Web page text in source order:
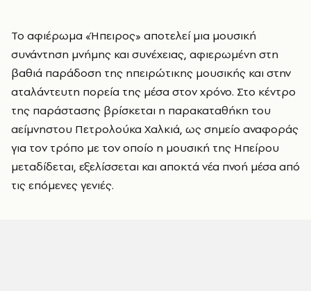
Το αφιέρωμα «Ήπειρος» αποτελεί μια μουσική
συνάντηση μνήμης και συνέχειας, αφιερωμένη στη
βαθιά παράδοση της ηπειρώτικης μουσικής και στην
αταλάντευτη πορεία της μέσα στον χρόνο. Στο κέντρο
της παράστασης βρίσκεται η παρακαταθήκη του
αείμνηστου Πετρολούκα Χαλκιά, ως σημείο αναφοράς
για τον τρόπο με τον οποίο η μουσική της Ηπείρου
μεταδίδεται, εξελίσσεται και αποκτά νέα πνοή μέσα από
τις επόμενες γενιές.